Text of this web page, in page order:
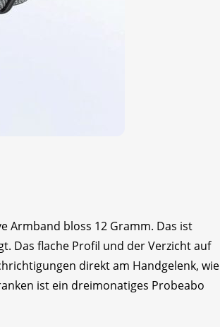
Armband bloss 12 Gramm. Das ist
Das flache Profil und der Verzicht auf
direkt am Handgelenk, wie
ist ein dreimonatiges Probeabo